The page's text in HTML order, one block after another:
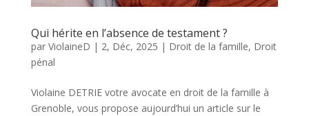
Qui hérite en l’absence de testament ?
par ViolaineD | 2, Déc, 2025 | Droit de la famille, Droit
pénal
Violaine DETRIE votre avocate en droit de la famille à
Grenoble, vous propose aujourd’hui un article sur le